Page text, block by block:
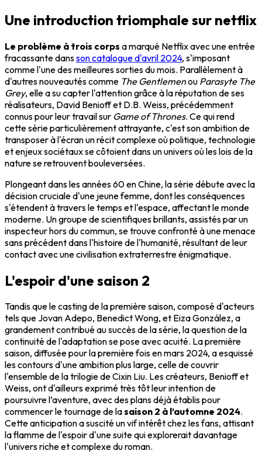
Une introduction triomphale sur netflix
Le problème à trois corps a marqué Netflix avec une entrée
fracassante dansson catalogue d'avril 2024, s'imposant
comme l'une des meilleures sorties du mois. Parallèlement à
d'autres nouveautés comme The Gentlemenou Parasyte The
Grey, elle a su capter l'attention grâce à la réputation de ses
réalisateurs, David Benioff et D.B. Weiss, précédemment
connus pour leur travail sur Game of Thrones. Ce qui rend
cette série particulièrement attrayante, c'est son ambition de
transposer à l'écran un récit complexe où politique, technologie
et enjeux sociétaux se côtoient dans un univers où les lois de la
nature se retrouvent bouleversées.
Plongeant dans les années 60 en Chine, la série débute avec la
décision cruciale d'une jeune femme, dont les conséquences
s'étendent à travers le temps et l'espace, affectant le monde
moderne. Un groupe de scientifiques brillants, assistés par un
inspecteur hors du commun, se trouve confronté à une menace
sans précédent dans l'histoire de l'humanité, résultant de leur
contact avec une civilisation extraterrestre énigmatique.
L'espoir d'une saison 2
Tandis que le casting de la première saison, composé d'acteurs
tels que Jovan Adepo, Benedict Wong, et Eiza González, a
grandement contribué au succès de la série, la question de la
continuité de l'adaptation se pose avec acuité. La première
saison, diffusée pour la première fois en mars 2024, a esquissé
les contours d'une ambition plus large, celle de couvrir
l'ensemble de la trilogie de Cixin Liu. Les créateurs, Benioff et
Weiss, ont d'ailleurs exprimé très tôt leur intention de
poursuivre l’aventure, avec des plans déjà établis pour
commencer le tournage de lasaison 2 à l’automne 2024.
Cette anticipation a suscité un vif intérêt chez les fans, attisant
la flamme de l'espoir d'une suite qui explorerait davantage
l'univers riche et complexe du roman.